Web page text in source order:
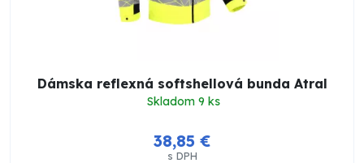
Dámska reflexná softshellová bunda Atral
Skladom 9 ks
38,85 €
s DPH